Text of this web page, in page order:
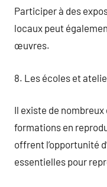
Participer à des
locaux peut
œuvres.
8. Les écoles et
Il existe de
formations en
offrent l’opportunité
essentielles pour